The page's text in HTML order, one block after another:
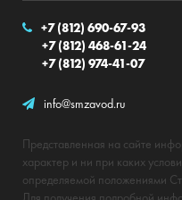
+7 (812) 690-67-93
+7 (812) 468-61-24
+7 (812) 974-41-07
info@smzavod.ru
Представленная на сайте
характер и ни при каких
определяемой положениями